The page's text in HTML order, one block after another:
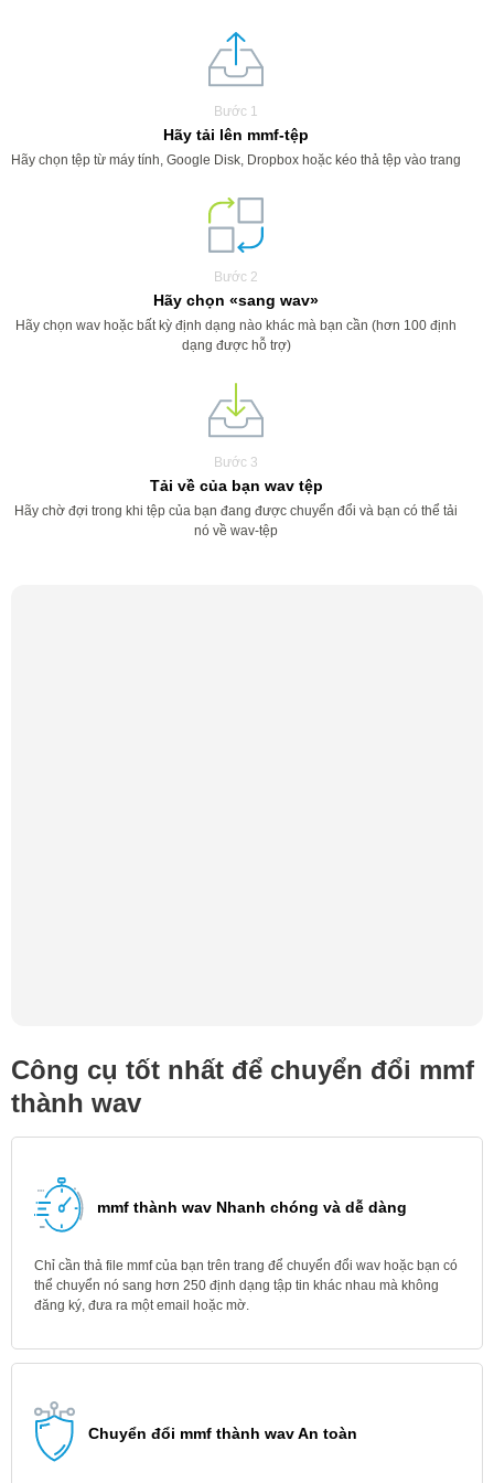
Bước 1
Hãy tải lên mmf-tệp
Hãy chọn tệp từ máy tính, Google Disk, Dropbox hoặc kéo thả tệp vào trang
Bước 2
Hãy chọn «sang wav»
Hãy chọn wav hoặc bất kỳ định dạng nào khác mà bạn cần (hơn 100 định
dạng được hỗ trợ)
Bước 3
Tải về của bạn wav tệp
Hãy chờ đợi trong khi tệp của bạn đang được chuyển đổi và bạn có thể tải
nó về wav-tệp
Công cụ tốt nhất để chuyển đổi mmf
thành wav
mmf thành wav Nhanh chóng và dễ dàng
Chỉ cần thả file mmf của bạn trên trang để chuyển đổi wav hoặc bạn có
thể chuyển nó sang hơn 250 định dạng tập tin khác nhau mà không
đăng ký, đưa ra một email hoặc mờ.
Chuyển đổi mmf thành wav An toàn